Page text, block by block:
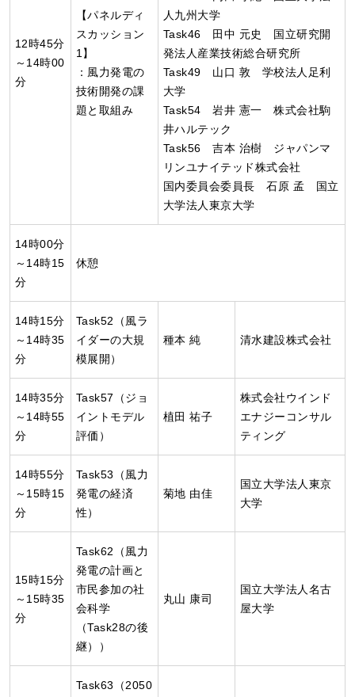
12時45分
～14時00
分
【パネルディ
スカッション
1】
：風力発電の
技術開発の課
題と取組み
人九州大学
Task46 田中 元史 国立研究開
発法人産業技術総合研究所
Task49 山口 敦 学校法人足利
大学
Task54 岩井 憲一 株式会社駒
井ハルテック
Task56 吉本 治樹 ジャパンマ
リンユナイテッド株式会社
国内委員会委員長 石原 孟 国立
大学法人東京大学
14時00分
～14時15
分
休憩
14時15分
～14時35
分
Task52（風ラ
イダーの大規
模展開）
種本 純 清水建設株式会社
14時35分
～14時55
分
Task57（ジョ
イントモデル
評価）
植田 祐子
株式会社ウインド
エナジーコンサル
ティング
14時55分
～15時15
分
Task53（風力
発電の経済
性）
菊地 由佳
国立大学法人東京
大学
15時15分
～15時35
分
Task62（風力
発電の計画と
市民参加の社
会科学
（Task28の後
継））
丸山 康司
国立大学法人名古
屋大学
Task63（2050